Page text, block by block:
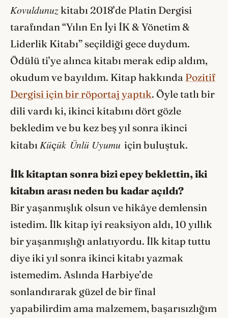
Kovuldunuz kitabı 2018’de Platin Dergisi
tarafından “Yılın En İyi İK & Yönetim &
Liderlik Kitabı” seçildiği gece duydum.
Ödülü ti’ye alınca kitabı merak edip aldım,
okudum ve bayıldım. Kitap hakkında Pozitif
Dergisi için bir röportaj yaptık. Öyle tatlı bir
dili vardı ki, ikinci kitabını dört gözle
bekledimve bu kez beş yıl sonra ikinci
kitabı Küçük Ünlü Uyumu için buluştuk.
İlk kitaptan sonra bizi epey beklettin, iki
kitabın arası neden bu kadar açıldı?
Bir yaşanmışlık olsun ve hikâye demlensin
istedim. İlk kitap iyi reaksiyon aldı, 10 yıllık
bir yaşanmışlığı anlatıyordu. İlk kitap tuttu
diye iki yıl sonra ikinci kitabı yazmak
istemedim. Aslında Harbiye’de
sonlandırarak güzel de bir final
yapabilirdim ama malzemem, başarısızlığım